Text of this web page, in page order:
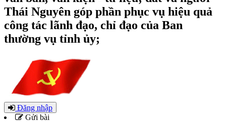
Thái Nguyên góp phần phục vụ hiệu quả
công tác lãnh đạo, chỉ đạo của Ban
thường vụ tỉnh ủy;
Đăng nhập
Gửi bài